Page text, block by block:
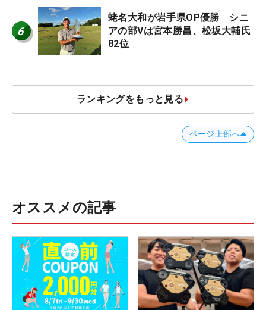
6
蛯名大和が岩手県OP優勝 シニ
アの部Vは宮本勝昌、松坂大輔氏
82位
ランキングをもっと見る
ページ上部へ
オススメの記事